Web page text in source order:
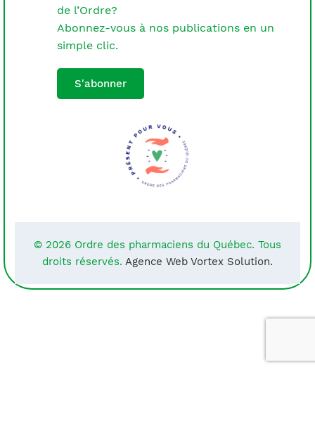
de l’Ordre?
Abonnez-vous à nos publications en un
simple clic.
S'abonner
© 2026 Ordre des pharmaciens du Québec. Tous
droits réservés. Agence Web Vortex Solution.